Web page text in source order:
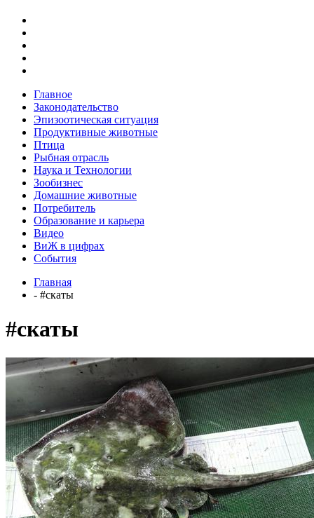
Главное
Законодательство
Эпизоотическая ситуация
Продуктивные животные
Птица
Рыбная отрасль
Наука и Технологии
Зообизнес
Домашние животные
Потребитель
Образование и карьера
Видео
ВиЖ в цифрах
События
Главная
- #скаты
#скаты